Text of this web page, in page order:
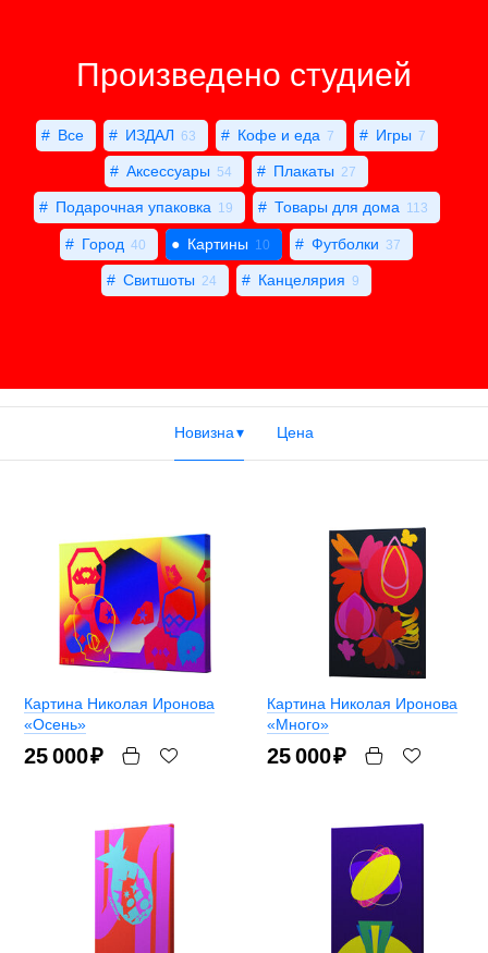
Произведено студией
Все ИЗДАЛ 63 Кофе и еда 7 Игры 7
Аксессуары 54 Плакаты 27
Подарочная упаковка 19 Товары для дома 113
Город 40 Картины 10 Футболки 37
Свитшоты 24 Канцелярия 9
Новизна Цена
Картина Николая Иронова
«Осень»
25 000₽
Картина Николая Иронова
«Много»
25 000₽